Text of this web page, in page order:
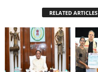
RELATED ARTICLES